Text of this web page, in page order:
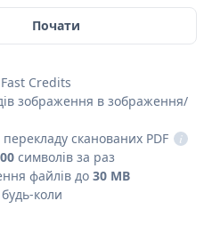
Почати
Fast Credits
зображення в зображення/
сканованих PDF
i
символів за раз
файлів до 30 MB
коли